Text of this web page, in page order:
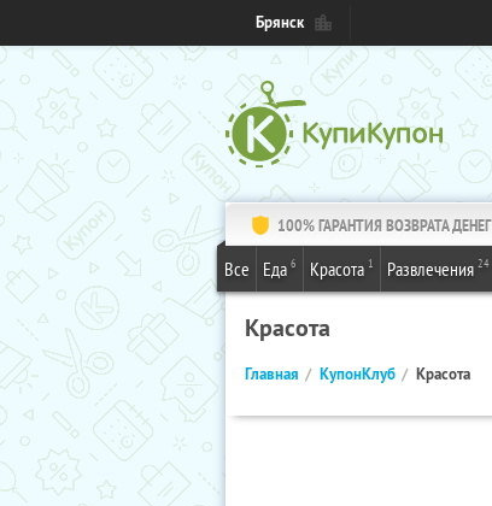
Брянск
100% ГАРАНТИЯ ВОЗВРАТА ДЕНЕГ
Все Еда 6 Красота 1 Развлечения 24
Красота
Главная КупонКлуб Красота